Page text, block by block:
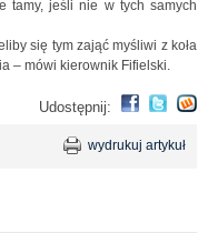
tamy, jeśli nie w tych samych
się tym zająć myśliwi z koła
– mówi kierownik Fifielski.
Udostępnij:
wydrukuj artykuł